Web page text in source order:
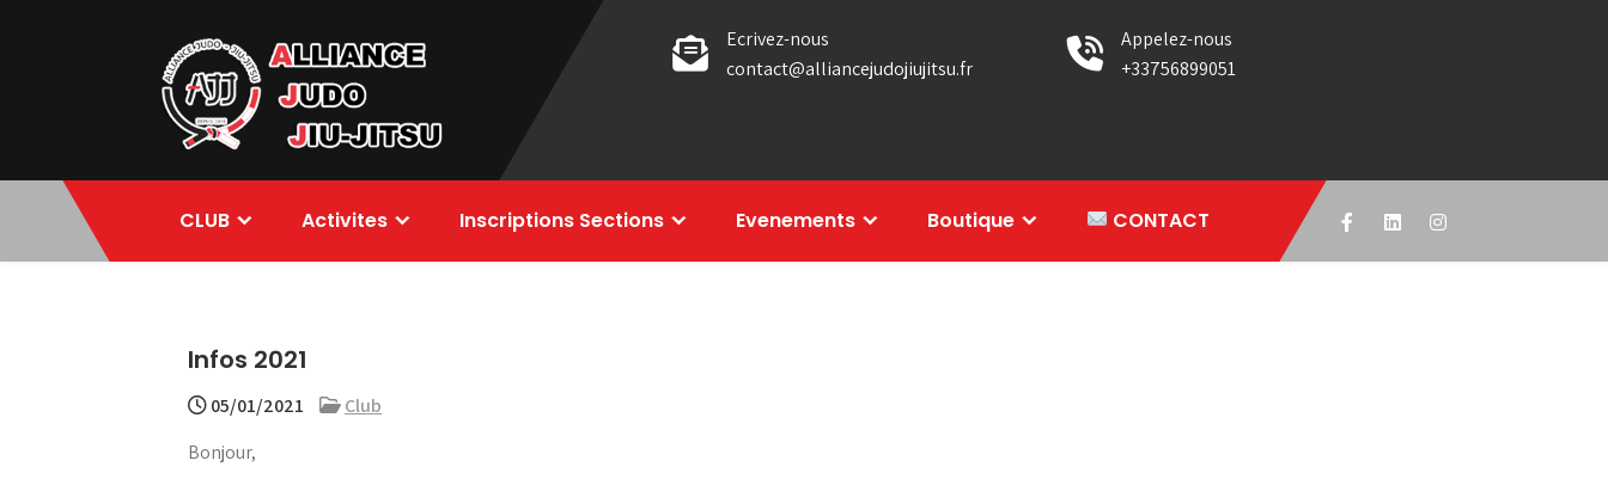
Alliance Judo
Jiu-jitsu
Ecrivez-nous
contact@alliancejudojiujitsu.fr
Appelez-nous
+33756899051
CLUB Activites Inscriptions Sections Evenements Boutique CONTACT
Infos 2021
05/01/2021
Club
Bonjour,